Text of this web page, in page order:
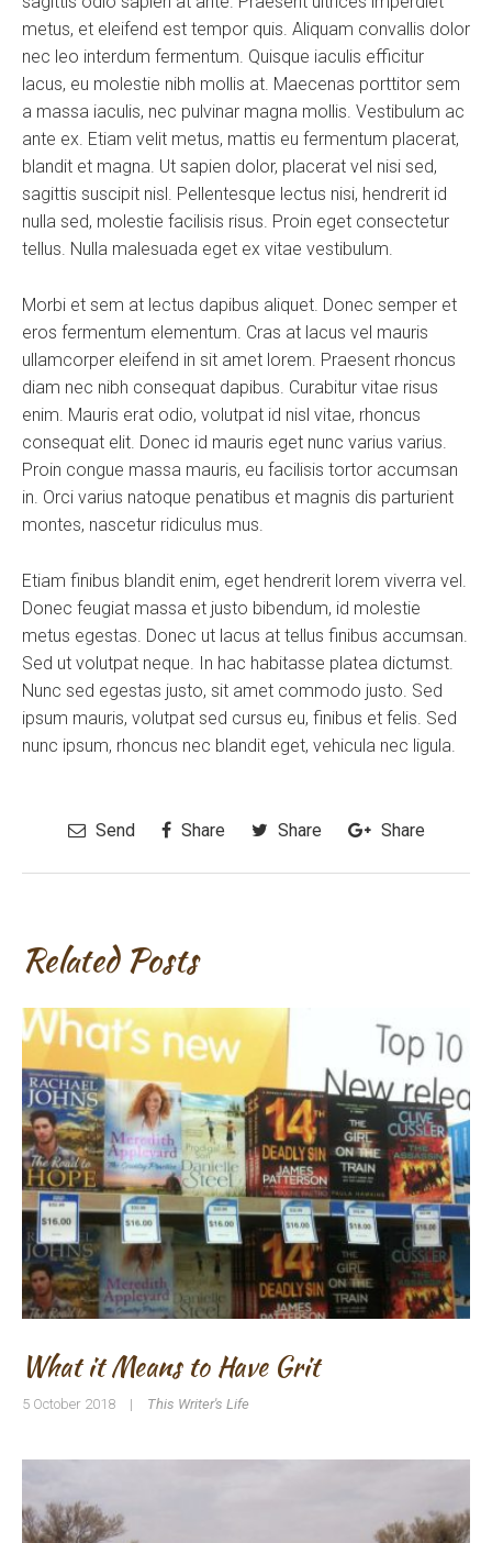
metus, et eleifend est tempor quis. Aliquam convallis dolor
nec leo interdum fermentum. Quisque iaculis efficitur
lacus, eu molestie nibh mollis at. Maecenas porttitor sem
a massa iaculis, nec pulvinar magna mollis. Vestibulum ac
ante ex. Etiam velit metus, mattis eu fermentum placerat,
blandit et magna. Ut sapien dolor, placerat vel nisi sed,
sagittis suscipit nisl. Pellentesque lectus nisi, hendrerit id
nulla sed, molestie facilisis risus. Proin eget consectetur
tellus. Nulla malesuada eget ex vitae vestibulum.
Morbi et sem at lectus dapibus aliquet. Donec semper et
eros fermentum elementum. Cras at lacus vel mauris
ullamcorper eleifend in sit amet lorem. Praesent rhoncus
diam nec nibh consequat dapibus. Curabitur vitae risus
enim. Mauris erat odio, volutpat id nisl vitae, rhoncus
consequat elit. Donec id mauris eget nunc varius varius.
Proin congue massa mauris, eu facilisis tortor accumsan
in. Orci varius natoque penatibus et magnis dis parturient
montes, nascetur ridiculus mus.
Etiam finibus blandit enim, eget hendrerit lorem viverra vel.
Donec feugiat massa et justo bibendum, id molestie
metus egestas. Donec ut lacus at tellus finibus accumsan.
Sed ut volutpat neque. In hac habitasse platea dictumst.
Nunc sed egestas justo, sit amet commodo justo. Sed
ipsum mauris, volutpat sed cursus eu, finibus et felis. Sed
nunc ipsum, rhoncus nec blandit eget, vehicula nec ligula.
Send Share Share Share
Related Posts
What it Means to Have Grit
5 October 2018 | This Writer's Life